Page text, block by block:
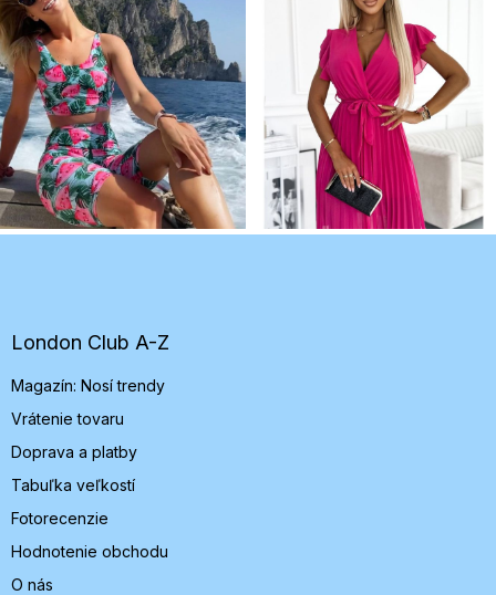
e
London Club A-Z
Magazín: Nosí trendy
Vrátenie tovaru
Doprava a platby
Tabuľka veľkostí
Fotorecenzie
Hodnotenie obchodu
O nás